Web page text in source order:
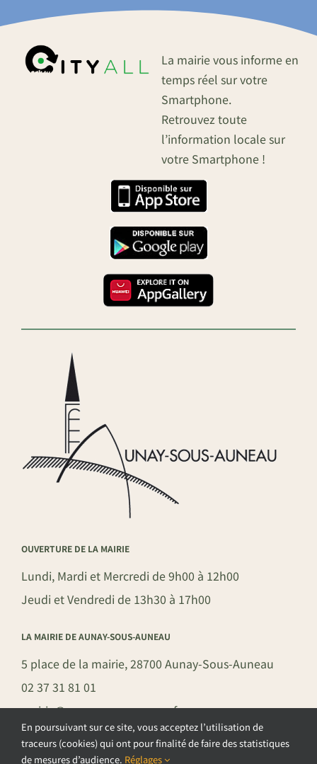
La mairie vous informe en
temps réel sur votre
Smartphone.
Retrouvez toute
l’information locale sur
votre Smartphone !
OUVERTURE DE LA MAIRIE
Lundi, Mardi et Mercredi de 9h00 à 12h00
Jeudi et Vendredi de 13h30 à 17h00
LA MAIRIE DE AUNAY-SOUS-AUNEAU
5 place de la mairie, 28700 Aunay-Sous-Auneau
02 37 31 81 01
mairie@aunay-sous-auneau.fr
En poursuivant sur ce site, vous acceptez l’utilisation de
traceurs (cookies) qui ont pour finalité de faire des statistiques
de mesures d’audience. Réglages